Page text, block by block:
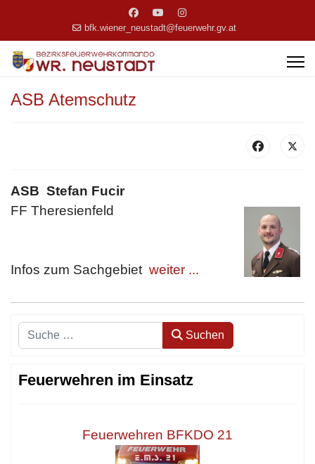
bfk.wiener_neustadt@feuerwehr.gv.at
ASB Atemschutz
ASB Stefan Fucir
FF Theresienfeld
Infos zum Sachgebiet weiter ...
Suchen Suchen
Feuerwehren im Einsatz
Feuerwehren BFKDO 21